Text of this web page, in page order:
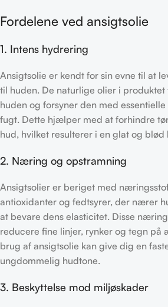
Fordelene ved ansigtsolie
1. Intens hydrering
Ansigtsolie er kendt for sin evne til at
til huden. De naturlige olier i
huden og forsyner den med
fugt. Dette hjælper med at forhindre
hud, hvilket resulterer i en glat og blød
2. Næring og opstramning
Ansigtsolier er beriget med
antioxidanter og fedtsyrer, der nærer
at bevare dens elasticitet. Disse
reducere fine linjer, rynker og tegn på
brug af ansigtsolie kan give dig en
ungdommelig hudtone.
3. Beskyttelse mod miljøskader